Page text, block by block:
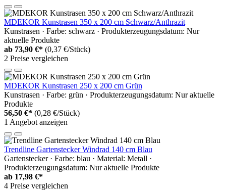
MDEKOR Kunstrasen 350 x 200 cm Schwarz/Anthrazit
Kunstrasen · Farbe: schwarz · Produkterzeugungsdatum: Nur
aktuelle Produkte
ab 73,90 €* (0,37 €/Stück)
2 Preise vergleichen
MDEKOR Kunstrasen 250 x 200 cm Grün
Kunstrasen · Farbe: grün · Produkterzeugungsdatum: Nur aktuelle
Produkte
56,50 €* (0,28 €/Stück)
1 Angebot anzeigen
Trendline Gartenstecker Windrad 140 cm Blau
Gartenstecker · Farbe: blau · Material: Metall ·
Produkterzeugungsdatum: Nur aktuelle Produkte
ab 17,98 €*
4 Preise vergleichen